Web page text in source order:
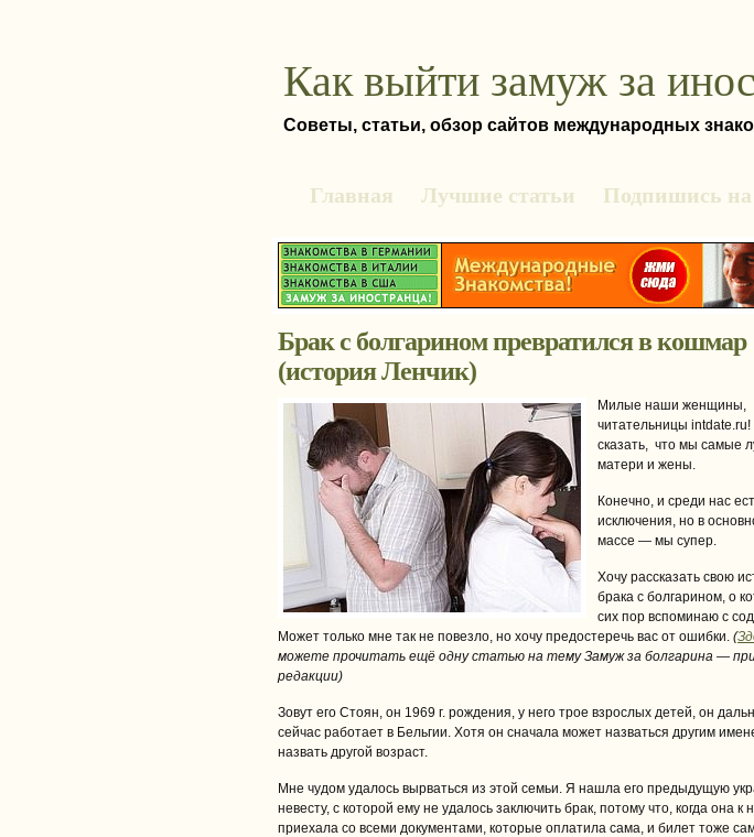
Как выйти замуж за
Советы, статьи, обзор сайтов международных
Главная Лучшие статьи Подпишись
Брак с болгарином превратился в кошмар
(история Ленчик)
Милые наши женщины,
читательницы intdate.ru!
сказать, что мы самые
матери и жены.
Конечно, и среди нас
исключения, но в
массе — мы супер.
Хочу рассказать свою
брака с болгарином, о
сих пор вспоминаю с
Может только мне так не повезло, но хочу предостеречь вас от ошибки. (
можете прочитать ещё одну статью на тему Замуж за болгарина —
редакции)
Зовут его Стоян, он 1969 г. рождения, у него трое взрослых детей, он
сейчас работает в Бельгии. Хотя он сначала может назваться другим
назвать другой возраст.
Мне чудом удалось вырваться из этой семьи. Я нашла его предыдущую
невесту, с которой ему не удалось заключить брак, потому что, когда она к
приехала со всеми документами, которые оплатила сама, и билет тоже